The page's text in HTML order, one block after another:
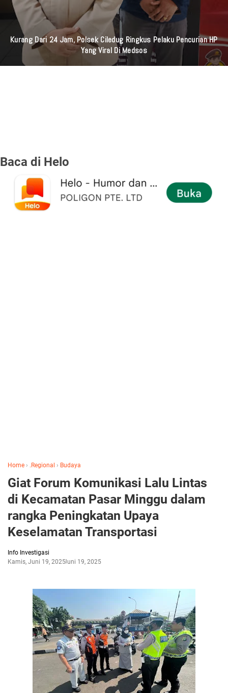
Kurang Dari 24 Jam, Polsek Ciledug Ringkus Pelaku Pencurian HP
Yang Viral Di Medsos
Baca di Helo
Home › .Regional › Budaya
Giat Forum Komunikasi Lalu Lintas
di Kecamatan Pasar Minggu dalam
rangka Peningkatan Upaya
Keselamatan Transportasi
Info Investigasi
Kamis, Juni 19, 2025Juni 19, 2025